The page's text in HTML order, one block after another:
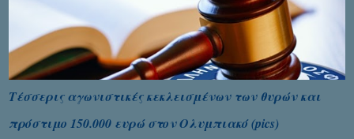
Τέσσερις αγωνιστικές κεκλεισμένων των θυρών και
πρόστιμο 150.000 ευρώ στον Ολυμπιακό (pics)